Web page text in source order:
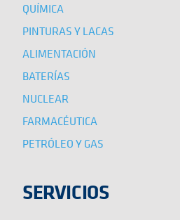
QUÍMICA
PINTURAS Y LACAS
ALIMENTACIÓN
BATERÍAS
NUCLEAR
FARMACÉUTICA
PETRÓLEO Y GAS
SERVICIOS